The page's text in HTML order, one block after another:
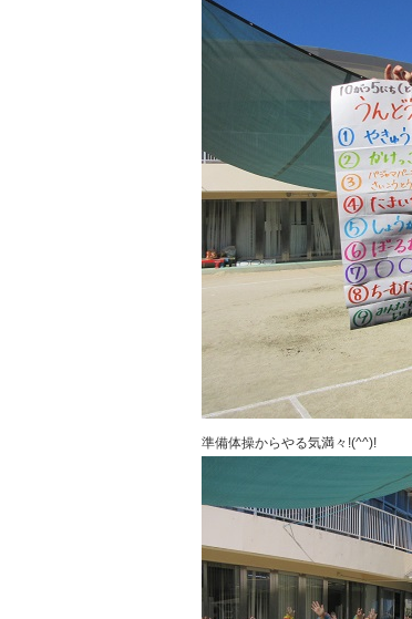
準備体操からやる気満々!(^^)!